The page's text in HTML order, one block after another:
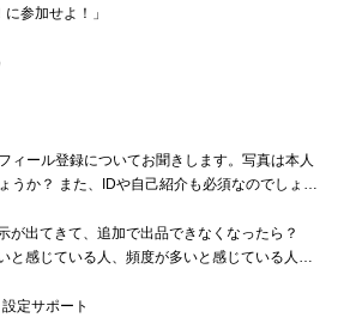
参加せよ！」
ィール登録についてお聞きします。写真は本人
うか？ また、IDや自己紹介も必須なのでしょう
が出てきて、追加で出品できなくなったら？
と感じている人、頻度が多いと感じている人も
定サポート